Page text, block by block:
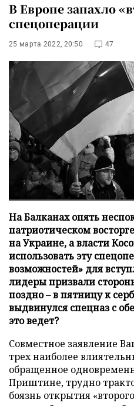
В Европе запахло
спецоперации
25 марта 2022, 20:50 47
На Балканах опять
патриотическом
на Украине, а власти
использовать эту
возможностей» для
лидеры призвали
поздно – в пятницу к
выдвинулся спецназ с
это ведет?
Совместное заявление
трех наиболее
обращенное
Приштине, трудно
боязнь открытия